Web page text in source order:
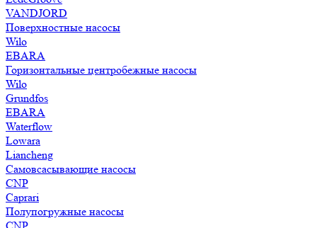
VANDJORD
Поверхностные насосы
Wilo
EBARA
Горизонтальные центробежные насосы
Wilo
Grundfos
EBARA
Waterflow
Lowara
Liancheng
Самовсасывающие насосы
CNP
Caprari
Полупогружные насосы